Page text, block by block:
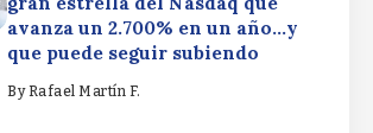
avanza un 2.700% en un año…y
que puede seguir subiendo
By Rafael Martín F.